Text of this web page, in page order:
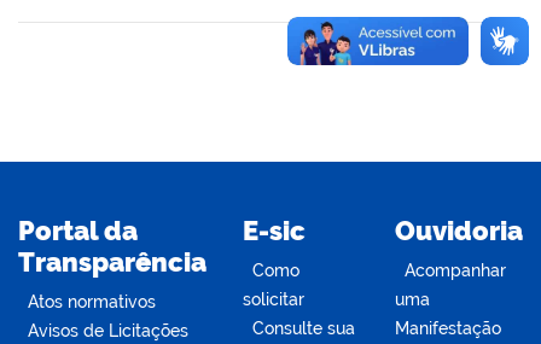
Portal da
Transparência
Atos normativos
Avisos de Licitações
E-sic
Como
solicitar
Consulte sua
Ouvidoria
Acompanhar
uma
Manifestação